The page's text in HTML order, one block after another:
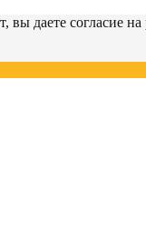
вы даете согласие